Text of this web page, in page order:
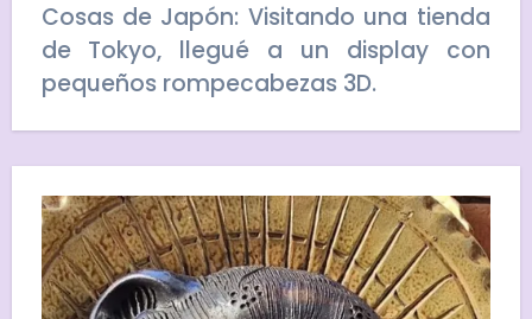
Cosas de Japón: Visitando una tienda
de Tokyo, llegué a un display con
pequeños rompecabezas 3D.